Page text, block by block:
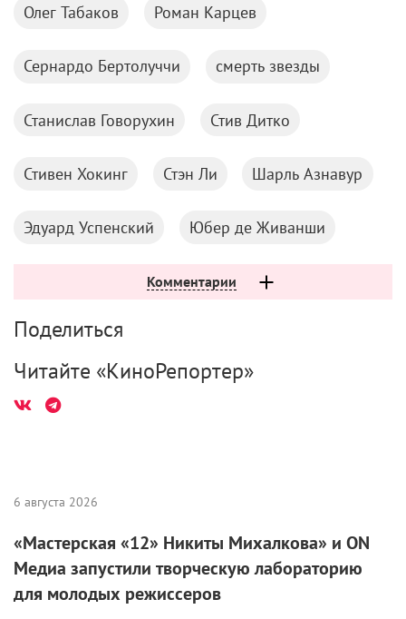
Олег Табаков Роман Карцев
Сернардо Бертолуччи смерть звезды
Станислав Говорухин Стив Дитко
Стивен Хокинг Стэн Ли Шарль Азнавур
Эдуард Успенский Юбер де Живанши
Комментарии
Поделиться
Читайте «КиноРепортер»